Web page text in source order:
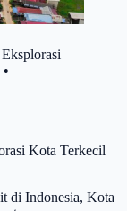
Kota Terkecil
di Indonesia, Kota